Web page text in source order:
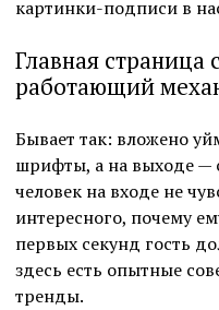
картинки-подписи в
Главная страница
работающий
Бывает так: вложено
шрифты, а на выходе —
человек на входе не
интересного, почему
первых секунд гость
здесь есть опытные
тренды.